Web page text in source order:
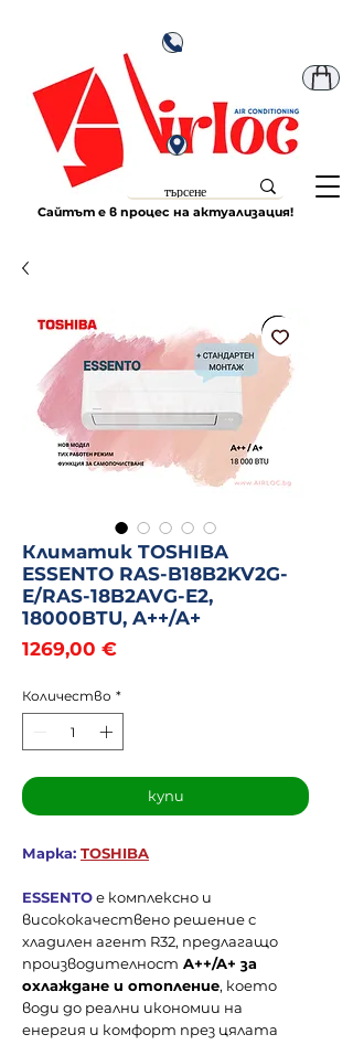
Сайтът е в процес на актуализация!
Климатик TOSHIBA
ESSENTO RAS-B18B2KV2G-
E/RAS-18B2AVG-E2,
18000BTU, A++/A+
1269,00 €Цена
Количество *
купи
Марка: TOSHIBA
ESSENTOе комплексно и
висококачествено решение с
хладилен агент R32, предлагащо
производителност A++/A+ за
охлаждане и отопление, което
води до реални икономии на
енергия и комфорт през цялата